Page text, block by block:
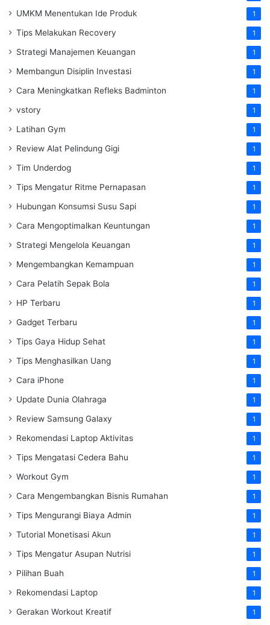
UMKM Menentukan Ide Produk 1
Tips Melakukan Recovery 1
Strategi Manajemen Keuangan 1
Membangun Disiplin Investasi 1
Cara Meningkatkan Refleks Badminton 1
vstory 1
Latihan Gym 1
Review Alat Pelindung Gigi 1
Tim Underdog 1
Tips Mengatur Ritme Pernapasan 1
Hubungan Konsumsi Susu Sapi 1
Cara Mengoptimalkan Keuntungan 1
Strategi Mengelola Keuangan 1
Mengembangkan Kemampuan 1
Cara Pelatih Sepak Bola 1
HP Terbaru 1
Gadget Terbaru 1
Tips Gaya Hidup Sehat 1
Tips Menghasilkan Uang 1
Cara iPhone 1
Update Dunia Olahraga 1
Review Samsung Galaxy 1
Rekomendasi Laptop Aktivitas 1
Tips Mengatasi Cedera Bahu 1
Workout Gym 1
Cara Mengembangkan Bisnis Rumahan 1
Tips Mengurangi Biaya Admin 1
Tutorial Monetisasi Akun 1
Tips Mengatur Asupan Nutrisi 1
Pilihan Buah 1
Rekomendasi Laptop 1
Gerakan Workout Kreatif 1